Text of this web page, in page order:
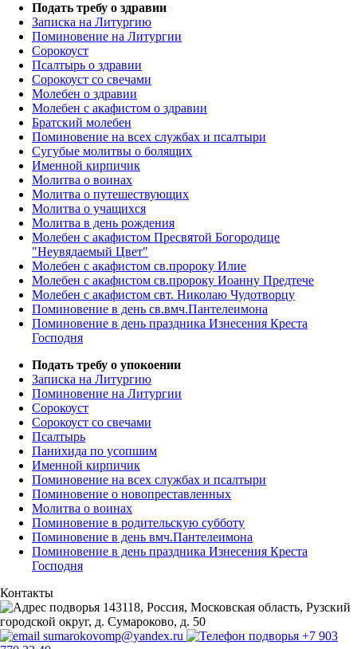
Подать требу о здравии
Записка на Литургию
Поминовение на Литургии
Сорокоуст
Псалтырь о здравии
Сорокоуст со свечами
Молебен о здравии
Молебен с акафистом о здравии
Братский молебен
Поминовение на всех службах и псалтыри
Сугубые молитвы о болящих
Именной кирпичик
Молитва о воинах
Молитва о путешествующих
Молитва о учащихся
Молитва в день рождения
Молебен с акафистом Пресвятой Богородице
"Неувядаемый Цвет"
Молебен с акафистом св.пророку Илие
Молебен с акафистом св.пророку Иоанну Предтече
Молебен с акафистом свт. Николаю Чудотворцу
Поминовение в день св.вмч.Пантелеимона
Поминовение в день праздника Изнесения Креста
Господня
Подать требу о упокоении
Записка на Литургию
Поминовение на Литургии
Сорокоуст
Сорокоуст со свечами
Псалтырь
Панихида по усопшим
Именной кирпичик
Поминовение на всех службах и псалтыри
Поминовение о новопреставленных
Молитва о воинах
Поминовение в родительскую субботу
Поминовение в день вмч.Пантелеимона
Поминовение в день праздника Изнесения Креста
Господня
Контакты
143118, Россия, Московская область, Рузский
городской округ, д. Сумароково, д. 50
sumarokovomp@yandex.ru
+7 903